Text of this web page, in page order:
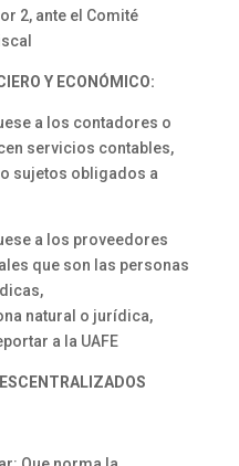
2, ante el Comité
Y ECONÓMICO:
a los contadores o
servicios contables,
sujetos obligados a
a los proveedores
que son las personas
natural o jurídica,
a la UAFE